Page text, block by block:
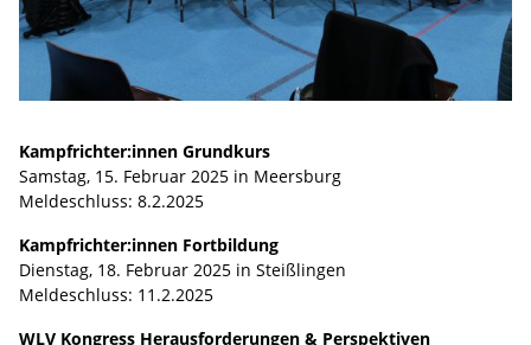
Kampfrichter:innen Grundkurs
Samstag, 15. Februar 2025 in Meersburg
Meldeschluss: 8.2.2025
Kampfrichter:innen Fortbildung
Dienstag, 18. Februar 2025 in Steißlingen
Meldeschluss: 11.2.2025
WLV Kongress Herausforderungen & Perspektiven